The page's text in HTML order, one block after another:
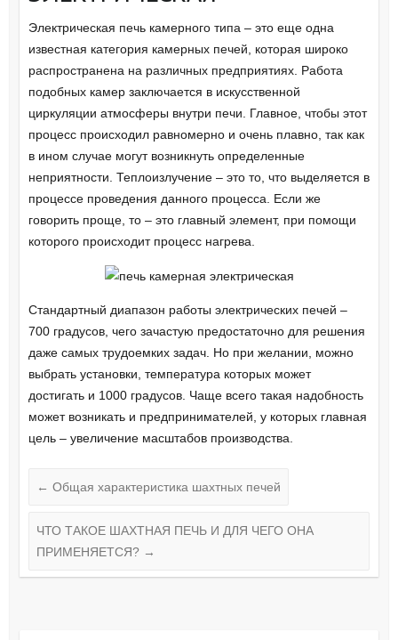
Электрическая печь камерного типа – это еще одна
известная категория камерных печей, которая широко
распространена на различных предприятиях. Работа
подобных камер заключается в искусственной
циркуляции атмосферы внутри печи. Главное, чтобы этот
процесс происходил равномерно и очень плавно, так как
в ином случае могут возникнуть определенные
неприятности. Теплоизлучение – это то, что выделяется в
процессе проведения данного процесса. Если же
говорить проще, то – это главный элемент, при помощи
которого происходит процесс нагрева.
Стандартный диапазон работы электрических печей –
700 градусов, чего зачастую предостаточно для решения
даже самых трудоемких задач. Но при желании, можно
выбрать установки, температура которых может
достигать и 1000 градусов. Чаще всего такая надобность
может возникать и предпринимателей, у которых главная
цель – увеличение масштабов производства.
← Общая характеристика шахтных печей
ЧТО ТАКОЕ ШАХТНАЯ ПЕЧЬ И ДЛЯ ЧЕГО ОНА
ПРИМЕНЯЕТСЯ? →